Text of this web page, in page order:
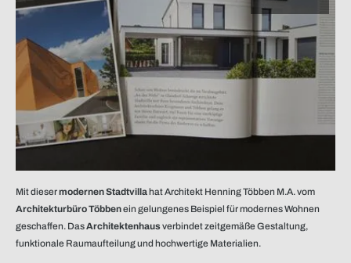
Mit diesermodernen Stadtvilla hat Architekt Henning Többen M.A. vom
Architekturbüro Többenein gelungenes Beispiel für modernes Wohnen
geschaffen. DasArchitektenhaus verbindet zeitgemäße Gestaltung,
funktionale Raumaufteilung und hochwertige Materialien.